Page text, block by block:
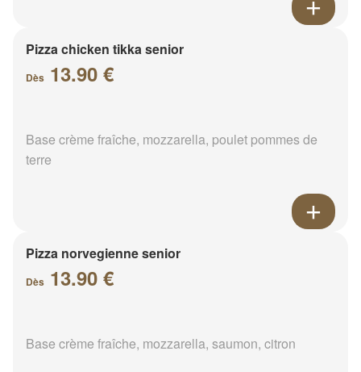
Pizza chicken tikka senior
Dès 13.90 €
Base crème fraîche, mozzarella, poulet pommes de
terre
Pizza norvegienne senior
Dès 13.90 €
Base crème fraîche, mozzarella, saumon, citron